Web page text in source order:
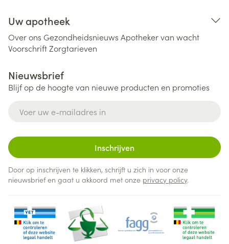
Uw apotheek
Over ons Gezondheidsnieuws Apotheker van wacht
VoorschriftZorgtarieven
Nieuwsbrief
Blijf op de hoogte van nieuwe producten en promoties
Inschrijven
Door op inschrijven te klikken, schrijft u zich in voor onze
nieuwsbrief en gaat u akkoord met onze privacy policy.